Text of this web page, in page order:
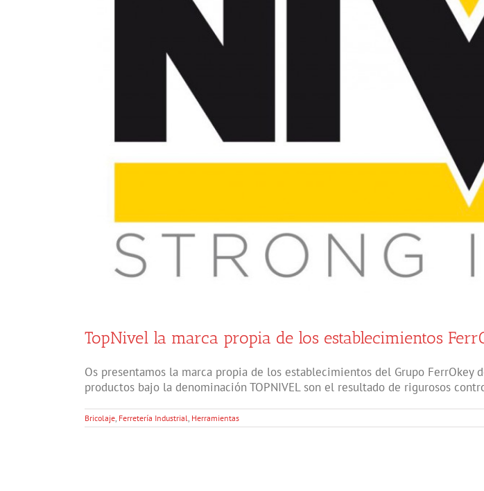
TopNivel la marca propia de los establecimientos
Os presentamos la marca propia de los establecimientos del Grupo
productos bajo la denominación TOPNIVEL son el resultado de rigurosos
Bricolaje Ferretería Industrial Herramientas